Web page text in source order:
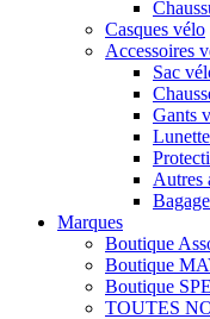
Casques vélo
Accessoires
Sac
Gants
Autres
Marques
Boutique
Boutique
Boutique
TOUTES